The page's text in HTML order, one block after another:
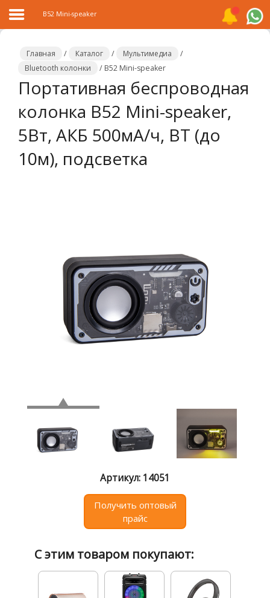
Главная
Каталог
Распродажа
Отзывы
B52 Mini-speaker
Главная / Каталог / Мультимедиа
/
Bluetooth колонки
/ B52 Mini-speaker
Портативная беспроводная
колонка B52 Mini-speaker,
5Вт, АКБ 500мА/ч, BT (до
10м), подсветка
Артикул: 14051
Получить оптовый
прайс
С этим товаром покупают: